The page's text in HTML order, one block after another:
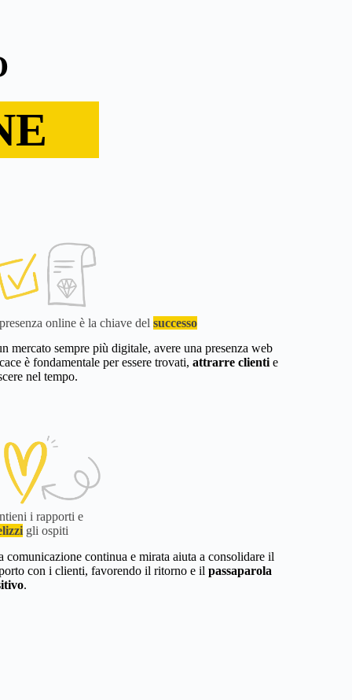
online è la chiave del successo
mercato sempre più digitale, avere una presenza web
è fondamentale per essere trovati, attrarre clientie
nel tempo.
i rapporti e
gli ospiti
comunicazione continua e mirata aiuta a consolidare il
con i clienti, favorendo il ritorno e il passaparola
.